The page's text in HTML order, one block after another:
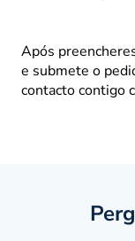
Após
e submete o
contacto contigo